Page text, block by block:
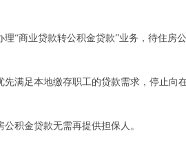
理“商业贷款转公积金贷款”业务，待住房
先满足本地缴存职工的贷款需求，停止向
公积金贷款无需再提供担保人。